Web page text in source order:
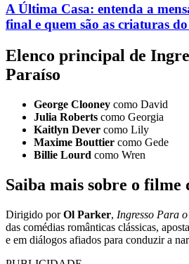
A Última Casa: entenda a
final e quem são as criaturas
Elenco principal de
Paraíso
George Clooney como David
Julia Roberts como Georgia
Kaitlyn Dever como Lily
Maxime Bouttier como Gede
Billie Lourd como Wren
Saiba mais sobre o filme
Dirigido porOl Parker, Ingresso Para
das comédias românticas clássicas,
e em diálogos afiados para conduzir a